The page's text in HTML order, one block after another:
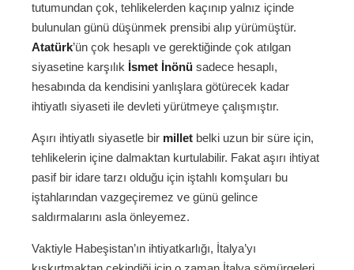
tutumundan çok, tehlikelerden kaçınıp yalnız içinde
bulunulan günü düşünmek prensibi alıp yürümüştür.
Atatürk’ün çok hesaplı ve gerektiğinde çok atılgan
siyasetine karşılık İsmet İnönü sadece hesaplı,
hesabında da kendisini yanlışlara götürecek kadar
ihtiyatlı siyaseti ile devleti yürütmeye çalışmıştır.
Aşırı ihtiyatlı siyasetle bir millet belki uzun bir süre için,
tehlikelerin içine dalmaktan kurtulabilir. Fakat aşırı ihtiyat
pasif bir idare tarzı olduğu için iştahlı komşuları bu
iştahlarından vazgeçiremez ve günü gelince
saldırmalarını asla önleyemez.
Vaktiyle Habeşistan’ın ihtiyatkarlığı, İtalya’yı